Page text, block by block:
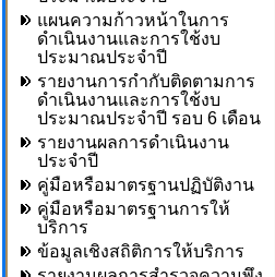
แผนความก้าวหน้าในการ
ดำเนินงานและการใช้งบ
ประมาณประจำปี
รายงานการกำกับติดตามการ
ดำเนินงานและการใช้งบ
ประมาณประจำปี รอบ 6 เดือน
รายงานผลการดำเนินงาน
ประจำปี
คู่มือหรือมาตรฐานปฏิบัติงาน
คู่มือหรือมาตรฐานการให้
บริการ
ข้อมูลเชิงสถิติการให้บริการ